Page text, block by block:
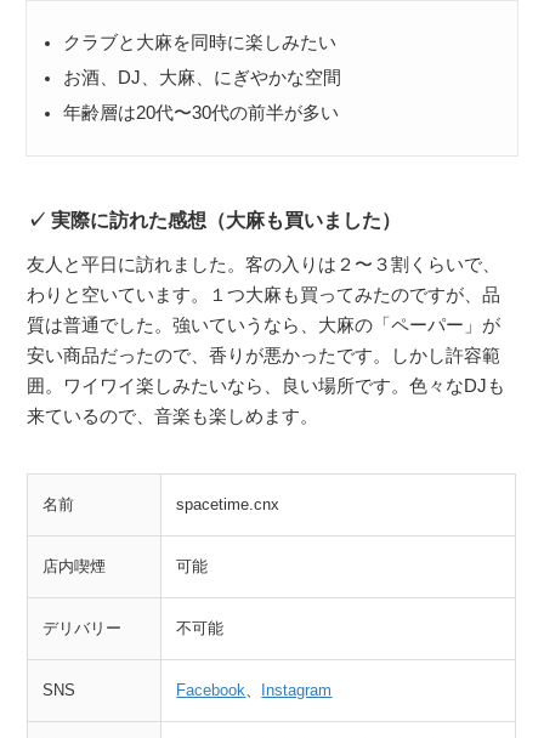
クラブと大麻を同時に楽しみたい
お酒、DJ、大麻、にぎやかな空間
年齢層は20代〜30代の前半が多い
実際に訪れた感想（大麻も買いました）
友人と平日に訪れました。客の入りは２〜３割くらいで、
わりと空いています。１つ大麻も買ってみたのですが、品
質は普通でした。強いていうなら、大麻の「ペーパー」が
安い商品だったので、香りが悪かったです。しかし許容範
囲。ワイワイ楽しみたいなら、良い場所です。色々なDJも
来ているので、音楽も楽しめます。
名前 spacetime.cnx
店内喫煙 可能
デリバリー 不可能
SNS Facebook Instagram